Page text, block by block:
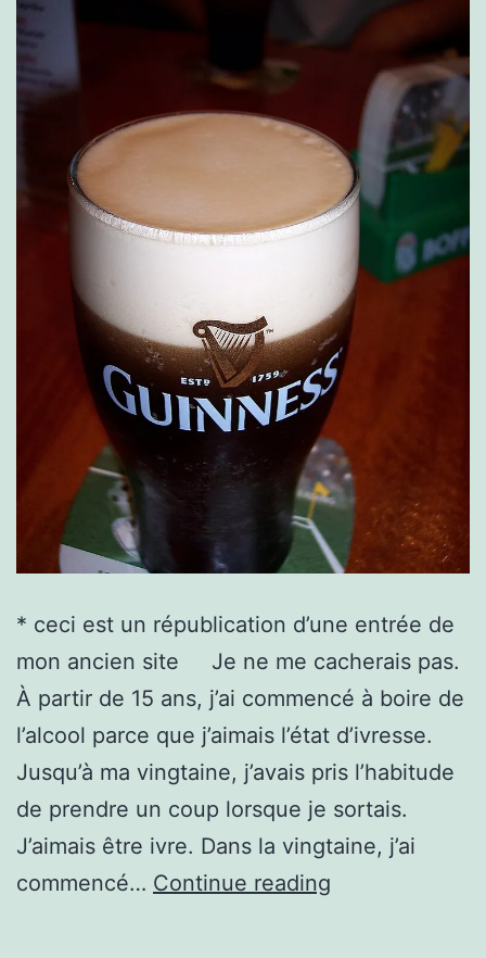
* ceci est un républication d’une entrée de
mon ancien site Je ne me cacherais pas.
À partir de 15 ans, j’ai commencé à boire de
l’alcool parce que j’aimais l’état d’ivresse.
Jusqu’à ma vingtaine, j’avais pris l’habitude
de prendre un coup lorsque je sortais.
J’aimais être ivre. Dans la vingtaine, j’ai
commencé… Continue reading